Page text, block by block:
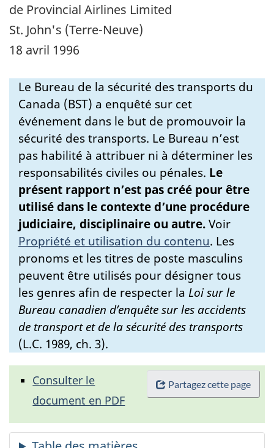
de Provincial Airlines Limited
St. John's (Terre-Neuve)
18 avril 1996
Le Bureau de la sécurité des transports du
Canada (BST) a enquêté sur cet
événement dans le but de promouvoir la
sécurité des transports. Le Bureau n’est
pas habilité à attribuer ni à déterminer les
responsabilités civiles ou pénales. Le
présent rapport n’est pas créé pour être
utilisé dans le contexte d’une procédure
judiciaire, disciplinaire ou autre.Voir
Propriété et utilisation du contenu. Les
pronoms et les titres de poste masculins
peuvent être utilisés pour désigner tous
les genres afin de respecter la Loi sur le
Bureau canadien d’enquête sur les accidents
de transport et de la sécurité des transports
(L.C. 1989, ch. 3).
Partagez cette page
Consulter le
document en PDF